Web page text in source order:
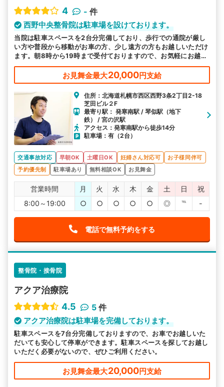
4
- 件
西野中央整骨院は駐車場を設けております。
当院は駐車スペースを2台分完備しており、歩行での通院が厳し
い方や普段から移動がお車の方、少し遠方の方もお越しいただけ
ます。朝8時から19時まで受付ておりますので、お気軽にお越し
ください。
お見舞金最大20,000円支給
住所：北海道札幌市西区西野3条2丁目2-18
芝田ビル２F
最寄り駅： 発寒南駅 / 琴似駅（地下
鉄） / 宮の沢駅
アクセス：発寒南駅から徒歩14分
駐車場：有（2台）
交通事故対応 早朝OK 土曜日OK 妊婦さん対応可
お子様同伴可
予約優先制
駐車場あり 無料相談OK お見舞金
営業時間 月 火 水 木 金 土 日
祝
8:00～19:00
○ ○ ○ ○ ○ ◎ ℡ -
電話で無料予約をする
整骨院・接骨院
アクア治療院
4.5
5 件
アクア治療院は駐車場を完備しております。
駐車スペースを7台分完備しておりますので、お車でお越しいた
だいても安心して停車ができます。駐車スペースを探してお越し
いただく必要がないので、ぜひご利用ください。
お見舞金最大20,000円支給